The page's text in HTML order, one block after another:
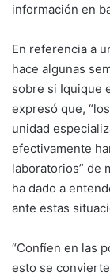
información en
En referencia a
hace algunas
sobre si Iquique
expresó que,
unidad
efectivamente
laboratorios” de
ha dado a
ante estas
“Confíen en las
esto se convierte